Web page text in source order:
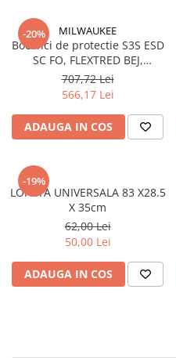
Adezivi montaj
Etanse
Accesorii parchet
Plinta si accesorii
Izolatori parchet
Profile trecere
Benzi adezive
Tencuieli decorative si vopsele
Vopsele speciale si spray vopsea
Chituri pentru rosturi
-20% MILWAUKEE
Bocanci de protectie S3S ESD
SC FO, FLEXTRED BEJ,
Milwaukee, marimea 44
707,72 Lei
566,17 Lei
ADAUGA IN COS
-19%
LOPATA UNIVERSALA 83 X28.5
X 35cm
62,00 Lei
50,00 Lei
ADAUGA IN COS